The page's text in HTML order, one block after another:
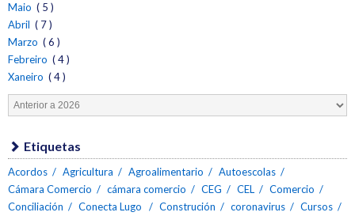
Maio ( 5 )
Abril ( 7 )
Marzo ( 6 )
Febreiro ( 4 )
Xaneiro ( 4 )
Etiquetas
Acordos Agricultura Agroalimentario
Autoescolas
Cámara Comercio
cámara comercio CEG CEL
Comercio
Conciliación
Conecta Lugo Construción coronavirus
Cursos